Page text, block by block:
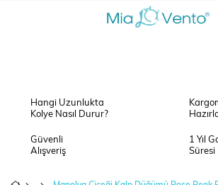
Hangi Uzunlukta
Kolye Nasıl Durur?
Güvenli
Alışveriş
1 Yıl
Süresi